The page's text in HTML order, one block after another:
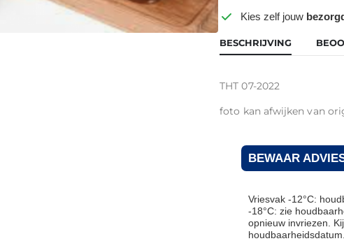
Kies zelf jouw
BESCHRIJVING
THT 07-2022
foto kan afwijken van
BEWAAR
Vriesvak -12°C:
-18°C: zie
opnieuw invriezen.
houdbaarheidsdatum.